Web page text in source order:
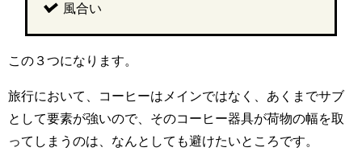
風合い
この３つになります。
旅行において、コーヒーはメインではなく、あくまでサブ
として要素が強いので、そのコーヒー器具が荷物の幅を取
ってしまうのは、なんとしても避けたいところです。